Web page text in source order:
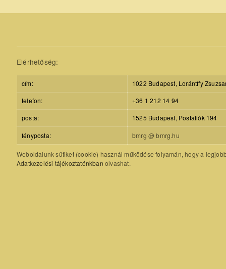
Elérhetőség:
cím:
1022 Budapest, Lorántffy
telefon:
+36 1 212 14 94
posta:
1525 Budapest, Postafiók 194
fényposta: bmrg @ bmrg.hu
Weboldalunk sütiket (cookie) használ működése folyamán, hogy a
Adatkezelési tájékoztatónkban olvashat.